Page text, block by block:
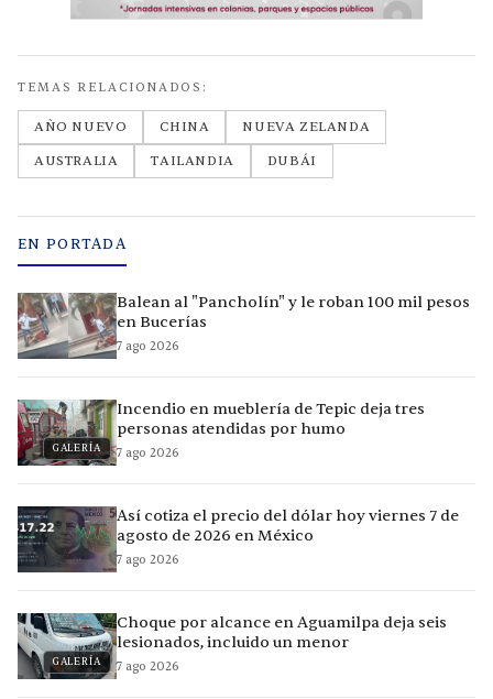
TEMAS RELACIONADOS:
AÑO NUEVO CHINA
NUEVA ZELANDA
AUSTRALIA
TAILANDIA DUBÁI
EN PORTADA
Balean al "Pancholín" y le roban 100 mil pesos
en Bucerías
7 ago 2026
GALERÍA
Incendio en mueblería de Tepic deja tres
personas atendidas por humo
7 ago 2026
Así cotiza el precio del dólar hoy viernes 7 de
agosto de 2026 en México
7 ago 2026
GALERÍA
Choque por alcance en Aguamilpa deja seis
lesionados, incluido un menor
7 ago 2026